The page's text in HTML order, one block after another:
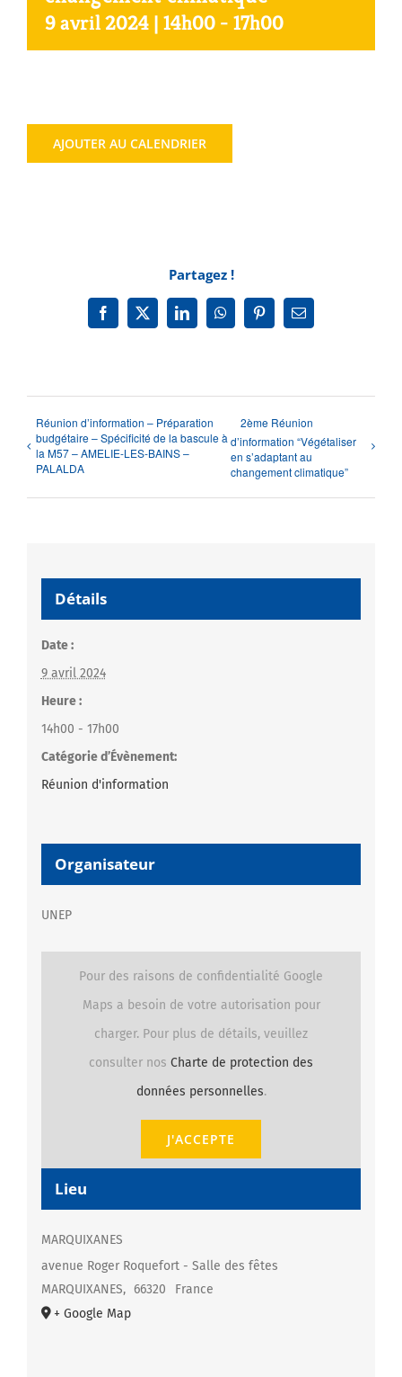
Agenda
9 avril 2024 | 14h00 - 17h00
AJOUTER AU CALENDRIER
Partagez !
Facebook
X LinkedInWhatsAppPinterestEmail
Réunion d’information – Préparation
budgétaire – Spécificité de la bascule à
la M57 – AMELIE-LES-BAINS –
PALALDA
2ème Réunion
d’information “Végétaliser
en s’adaptant au
changement climatique”
Détails
Date :
9 avril 2024
Heure :
14h00 - 17h00
Catégorie d’Évènement:
Réunion d'information
Organisateur
UNEP
Lieu
MARQUIXANES
avenue Roger Roquefort - Salle des fêtes
MARQUIXANES, 66320
France
+ Google Map
Pour des raisons de confidentialité Google
Maps a besoin de votre autorisation pour
charger. Pour plus de détails, veuillez
consulter nos Charte de protection des
données personnelles.
J'ACCEPTE